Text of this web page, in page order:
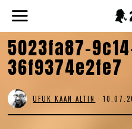
5023fa87-
36f9374e2fe7
UFUK KAAN ALTIN